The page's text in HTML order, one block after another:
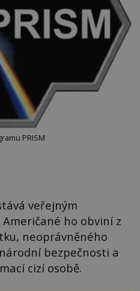
PRISM
veřejným
ho obviní z
neoprávněného
bezpečnosti a
cizí osobě.